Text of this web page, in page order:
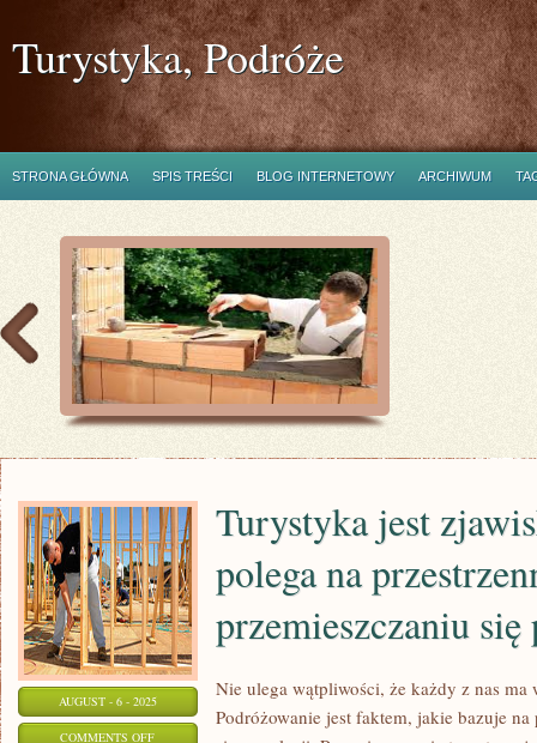
Turystyka, Podróże
STRONA GŁÓWNA SPIS TREŚCI BLOG INTERNETOWY ARCHIWUM
AUGUST - 6 - 2025
COMMENTS OFFON
Turystyka jest
polega na
przemieszczaniu
Nie ulega wątpliwości, że każdy z nas ma
Podróżowanie jest faktem, jakie bazuje